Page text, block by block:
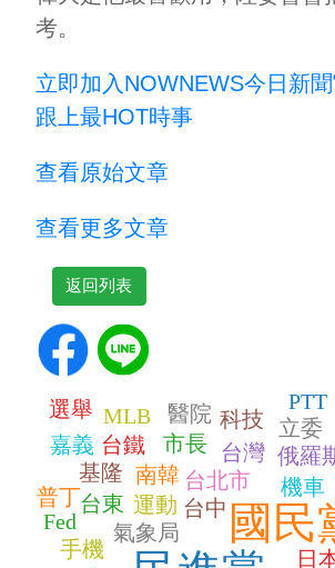
考。
立即加入NOWNEWS今⽇新聞
跟上最HOT時事
查看原始文章
查看更多文章
返回列表
國民
日
台中
台北市
台灣
氣象局
運動
機車
俄羅
南韓
市長
立委
手機
科技
醫院
台東
台鐵
基隆
MLB
嘉義
選舉 PTT
普丁
Fed